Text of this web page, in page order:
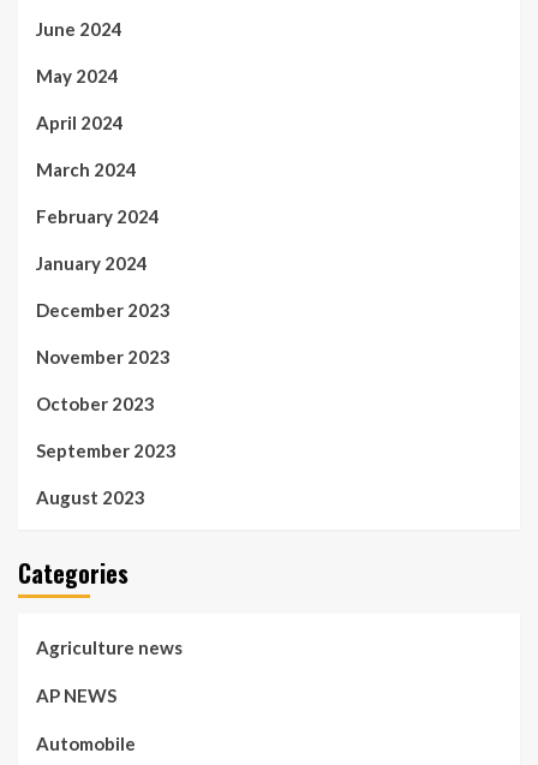
June 2024
May 2024
April 2024
March 2024
February 2024
January 2024
December 2023
November 2023
October 2023
September 2023
August 2023
Categories
Agriculture news
AP NEWS
Automobile